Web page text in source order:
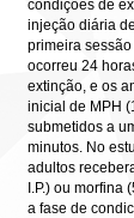
condições de
injeção diária
primeira
ocorreu 24
extinção, e os
inicial de MPH
submetidos a
minutos. No
adultos
I.P.) ou morfina
a fase de